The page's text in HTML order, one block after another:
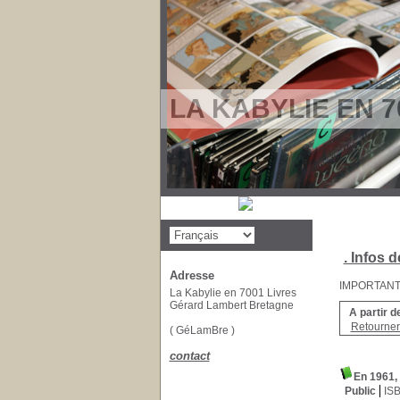
LA KABYLIE EN
. Infos
A partir
En
Public
Adresse
La Kabylie en 7001 Livres
Gérard Lambert Bretagne
( GéLamBre )
contact